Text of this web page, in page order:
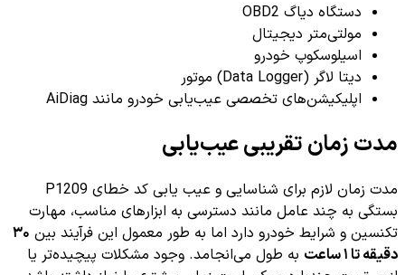
دستگاه دیاگ OBD2
مولتی‌متر دیجیتال
اسیلوسکوپ خودرو
دیتا لاگر (Data Logger) موتور
اپلیکیشن‌های تخصصی عیب‌یابی خودرو مانند AiDiag
مدت زمان تقریبی عیب‌یابی
مدت زمان لازم برای شناسایی و عیب یابی کد خطای P1209
بستگی به چند عامل مانند دسترسی به ابزارهای مناسب، مهارت
تکنسین و شرایط خودرو دارد اما به طور معمول این فرآیند بین ۳۰
دقیقه تا ۱ ساعت
به طول می‌انجامد. وجود مشکلات پیچیده‌تر یا